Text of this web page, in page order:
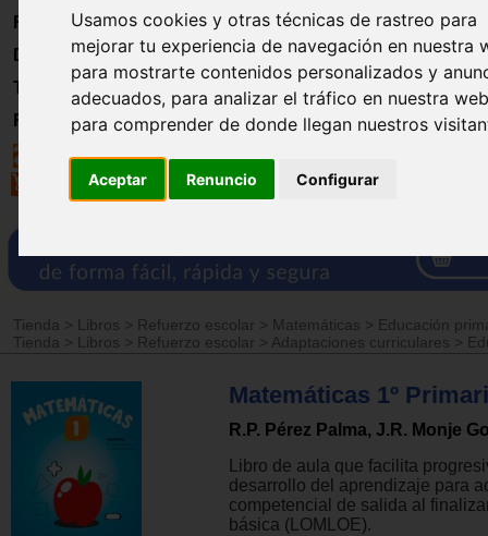
Usamos cookies y otras técnicas de rastreo para
mejorar tu experiencia de navegación en nuestra
para mostrarte contenidos personalizados y
adecuados, para analizar el tráfico en nuestra
para comprender de donde llegan nuestros
Aceptar Renuncio Configurar
Formación
Directorio
Trabajo
Registro
Tienda > Libros > Refuerzo escolar > Matemáticas > Educación
Tienda
> Libros > Refuerzo escolar > Adaptaciones curriculares >
Matemáticas 1º
R.P. Pérez Palma, J.R. Monje
Libro de aula que facilita
desarrollo del aprendizaje para
competencial de salida al
básica (LOMLOE).